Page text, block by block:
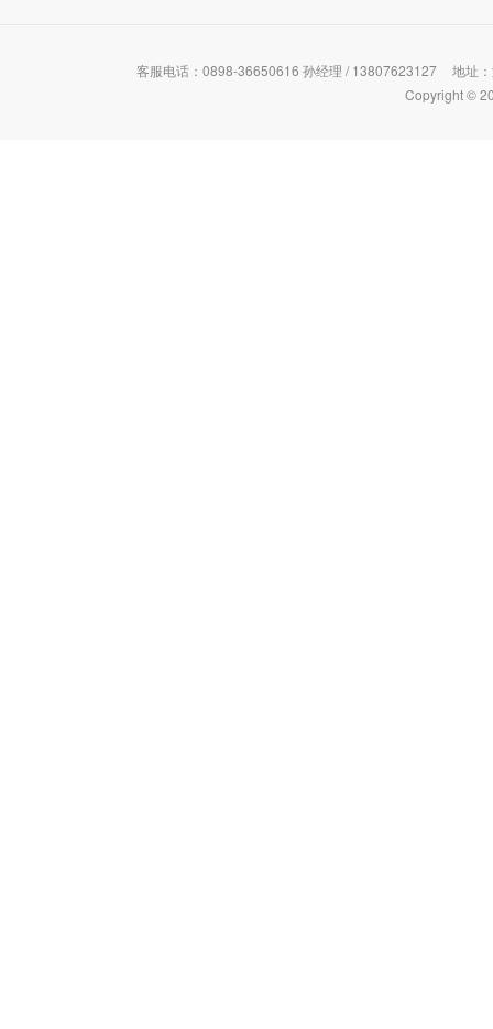
客服电话：0898-36650616 孙经理 / 13807623127
地址
Copyright ©